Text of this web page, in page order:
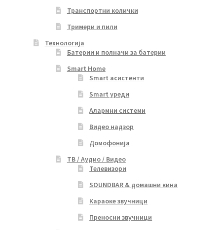
Транспортни колички
Тримери и пили
Технологија
Батерии и полначи за батерии
Smart Home
Smart асистенти
Smart уреди
Алармни системи
Видео надзор
Домофонија
ТВ / Аудио / Видео
Телевизори
SOUNDBAR & домашни кина
Караоке звучници
Преносни звучници